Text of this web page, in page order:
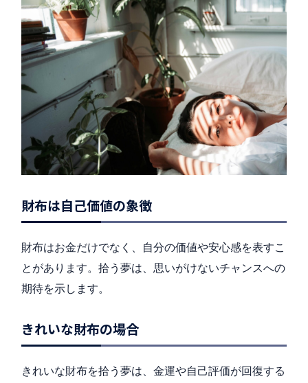
財布は自己価値の象徴
財布はお金だけでなく、自分の価値や安心感を表すこ
とがあります。拾う夢は、思いがけないチャンスへの
期待を示します。
きれいな財布の場合
きれいな財布を拾う夢は、金運や自己評価が回復する